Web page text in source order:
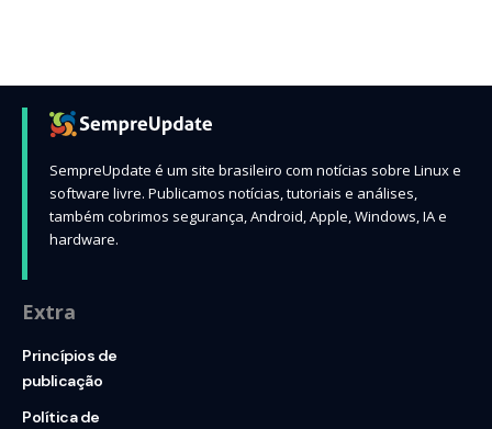
SempreUpdate é um site brasileiro com notícias sobre Linux e
software livre. Publicamos notícias, tutoriais e análises,
também cobrimos segurança, Android, Apple, Windows, IA e
hardware.
Extra
Princípios de
publicação
Política de